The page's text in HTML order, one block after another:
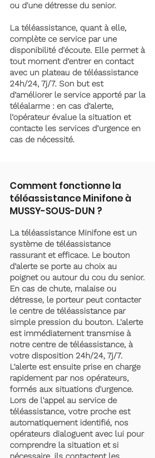
ou d'une détresse du senior.
La téléassistance, quant à elle,
complète ce service par une
disponibilité d'écoute. Elle permet à
tout moment d’entrer en contact
avec un plateau de téléassistance
24h/24, 7j/7. Son but est
d’améliorer le service apporté par la
téléalarme : en cas d’alerte,
l’opérateur évalue la situation et
contacte les services d’urgence en
cas de nécessité.
Comment fonctionne la
téléassistance Minifone à
MUSSY-SOUS-DUN ?
La téléassistance Minifone est un
système de téléassistance
rassurant et efficace. Le bouton
d’alerte se porte au choix au
poignet ou autour du cou du senior.
En cas de chute, malaise ou
détresse, le porteur peut contacter
le centre de téléassistance par
simple pression du bouton. L'alerte
est immédiatement transmise à
notre centre de téléassistance, à
votre disposition 24h/24, 7j/7.
L’alerte est ensuite prise en charge
rapidement par nos opérateurs,
formés aux situations d'urgence.
Lors de l'appel au service de
téléassistance, votre proche est
automatiquement identifié, nos
opérateurs dialoguent avec lui pour
comprendre la situation et si
nécessaire, ils contactent les